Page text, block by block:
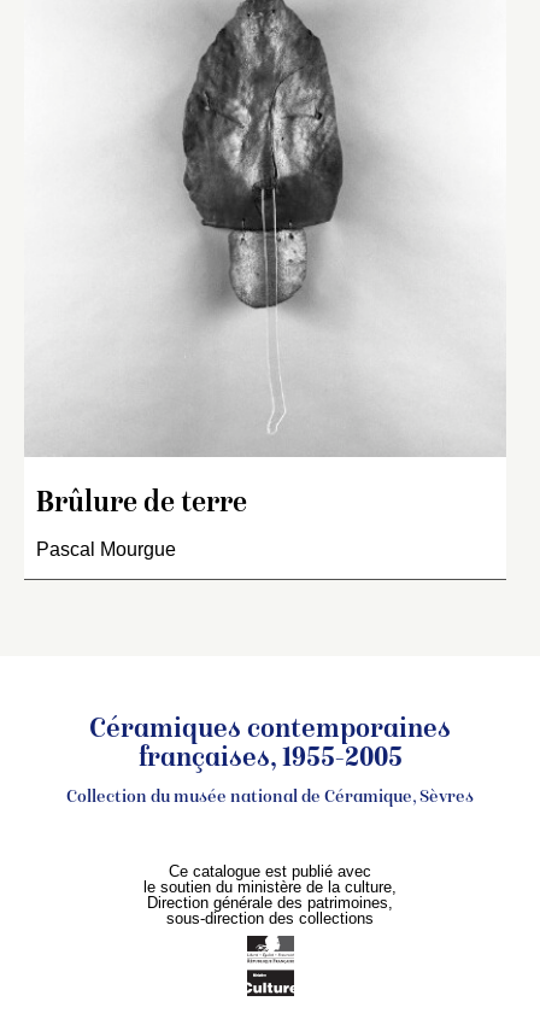
Brûlure de terre
Pascal Mourgue
Céramiques contemporaines
françaises, 1955-2005
Collection du musée national de Céramique, Sèvres
Ce catalogue est publié avec
le soutien du ministère de la culture,
Direction générale des patrimoines,
sous-direction des collections